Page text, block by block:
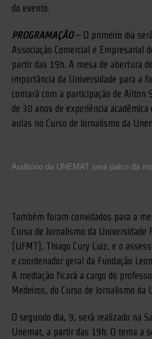
do evento.
PROGRAMAÇÃO– O primeiro dia
Associação Comercial e Empresarial
partir das 19h. A mesa de abertura
importância da Universidade para a
contará com a participação de Ailton
de 30 anos de experiência
aulas no Curso de Jornalismo da
Auditório da UNEMAT será palco da
Também foram convidados para a
Curso de Jornalismo da Universidade
(UFMT), Thiago Cury Luiz, e o
e coordenador geral da Fundação
A mediação ficará a cargo do
Medeiros, do Curso de Jornalismo da
O segundo dia, 9, será realizado na
Unemat, a partir das 19h. O tema a